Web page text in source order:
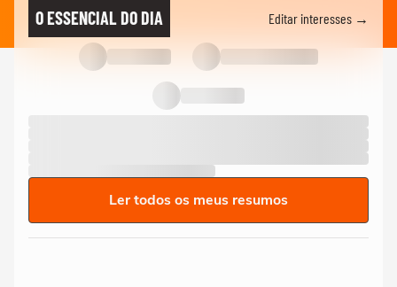
O ESSENCIAL DO DIA Editar interesses →
Ler todos os meus resumos